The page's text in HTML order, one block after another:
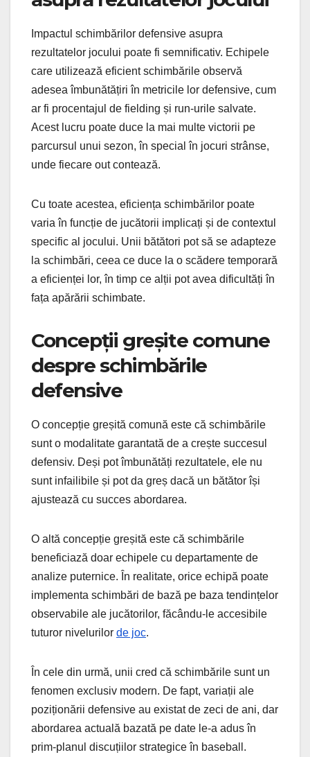
Impactul schimbărilor defensive asupra
rezultatelor jocului poate fi semnificativ. Echipele
care utilizează eficient schimbările observă
adesea îmbunătățiri în metricile lor defensive, cum
ar fi procentajul de fielding și run-urile salvate.
Acest lucru poate duce la mai multe victorii pe
parcursul unui sezon, în special în jocuri strânse,
unde fiecare out contează.
Cu toate acestea, eficiența schimbărilor poate
varia în funcție de jucătorii implicați și de contextul
specific al jocului. Unii bătători pot să se adapteze
la schimbări, ceea ce duce la o scădere temporară
a eficienței lor, în timp ce alții pot avea dificultăți în
fața apărării schimbate.
Concepții greșite comune
despre schimbările
defensive
O concepție greșită comună este că schimbările
sunt o modalitate garantată de a crește succesul
defensiv. Deși pot îmbunătăți rezultatele, ele nu
sunt infailibile și pot da greș dacă un bătător își
ajustează cu succes abordarea.
O altă concepție greșită este că schimbările
beneficiază doar echipele cu departamente de
analize puternice. În realitate, orice echipă poate
implementa schimbări de bază pe baza tendințelor
observabile ale jucătorilor, făcându-le accesibile
tuturor nivelurilor de joc.
În cele din urmă, unii cred că schimbările sunt un
fenomen exclusiv modern. De fapt, variații ale
poziționării defensive au existat de zeci de ani, dar
abordarea actuală bazată pe date le-a adus în
prim-planul discuțiilor strategice în baseball.